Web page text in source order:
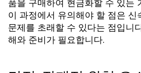
품을 구매하여 현금화할 수 있는
이 과정에서 유의해야 할 점은 신
문제를 초래할 수 있다는 점입니
해와 준비가 필요합니다.